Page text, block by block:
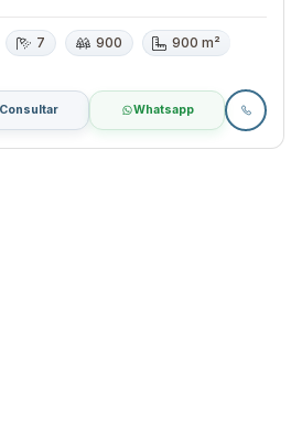
7 900 900 m²
Whatsapp